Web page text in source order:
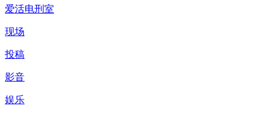
爱活电刑室
现场
投稿
影音
娱乐